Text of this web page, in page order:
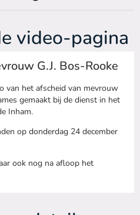
video-pagina
G.J. Bos-Rooke
van het afscheid van mevrouw
gemaakt bij de dienst in het
Inham.
op donderdag 24 december
ook nog na afloop het